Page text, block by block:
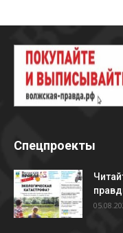
Спецпроекты